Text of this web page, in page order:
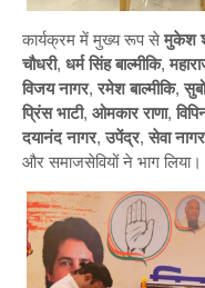
कार्यक्रम में मुख्य रूप से मुकेश
चौधरी, धर्म सिंह बाल्मीकि,
विजय नागर, रमेश बाल्मीकि,
प्रिंस भाटी, ओमकार राणा,
दयानंद नागर, उपेंद्र, सेवा नागर
और समाजसेवियों ने भाग लिया।